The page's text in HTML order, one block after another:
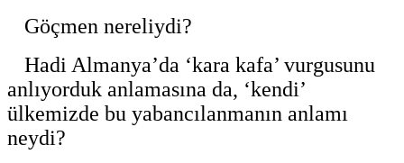
Göçmen nereliydi?
Hadi Almanya’da ‘kara kafa’ vurgusunu
anlıyorduk anlamasına da, ‘kendi’
ülkemizde bu yabancılanmanın anlamı
neydi?